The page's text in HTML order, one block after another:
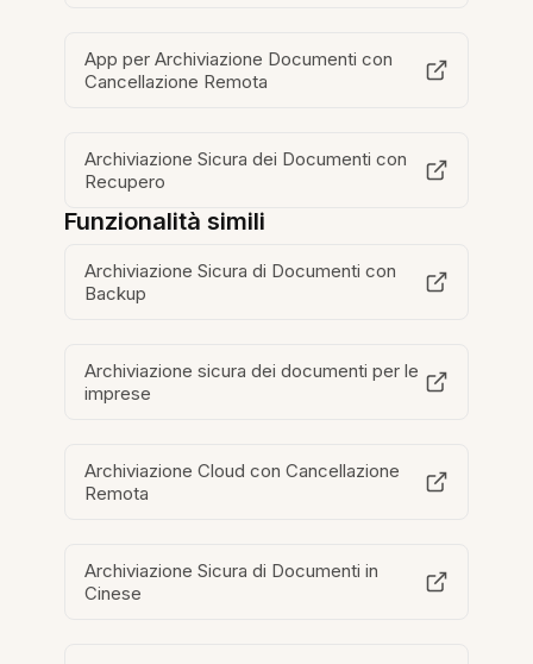
App per Archiviazione Documenti con
Cancellazione Remota
Archiviazione Sicura dei Documenti con
Recupero
Funzionalità simili
Archiviazione Sicura di Documenti con
Backup
Archiviazione sicura dei documenti per le
imprese
Archiviazione Cloud con Cancellazione
Remota
Archiviazione Sicura di Documenti in
Cinese